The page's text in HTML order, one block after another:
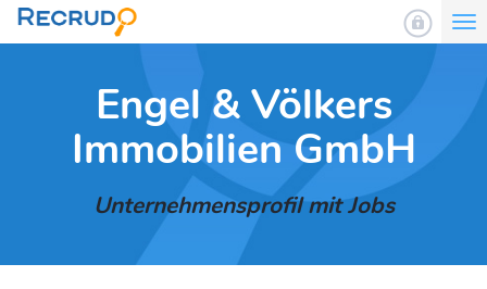
Engel & Völkers
Immobilien GmbH
Unternehmensprofil mit Jobs